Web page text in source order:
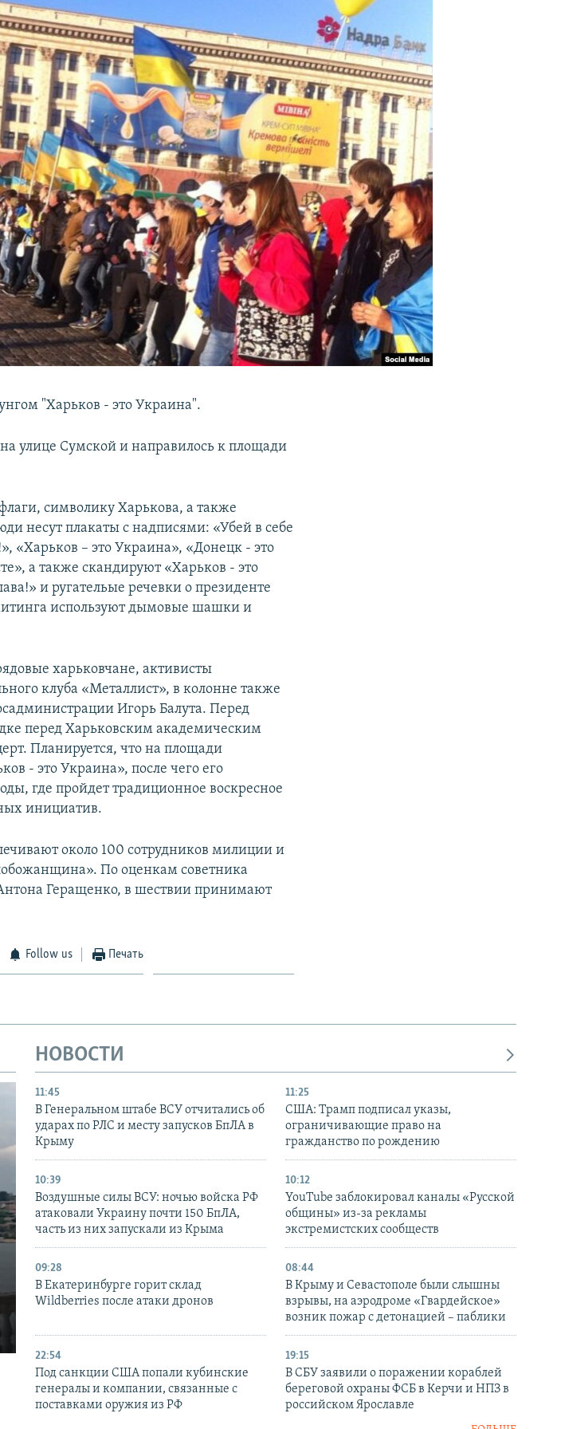
"Харьков - это Украина".
улице Сумской и направилось к площади
символику Харькова, а также
несут плакаты с надписями: «Убей в себе
«Харьков – это Украина», «Донецк - это
а также скандируют «Харьков - это
и ругательые речевки о президенте
используют дымовые шашки и
харьковчане, активисты
клуба «Металлист», в колонне также
Игорь Балута. Перед
перед Харьковским академическим
Планируется, что на площади
- это Украина», после чего его
где пройдет традиционное воскресное
инициатив.
около 100 сотрудников милиции и
По оценкам советника
Геращенко, в шествии принимают
Follow us Печать
НОВОСТИ
11:45
В Генеральном штабе ВСУ отчитались об
ударах по РЛС и месту запусков БпЛА в
Крыму
11:25
США: Трамп подписал указы,
ограничивающие право на
гражданство по рождению
10:39
Воздушные силы ВСУ: ночью войска РФ
атаковали Украину почти 150 БпЛА,
часть из них запускали из Крыма
10:12
YouTube заблокировал каналы «Русской
общины» из-за рекламы
экстремистских сообществ
09:28
В Екатеринбурге горит склад
Wildberries после атаки дронов
08:44
В Крыму и Севастополе были слышны
взрывы, на аэродроме «Гвардейское»
возник пожар с детонацией – паблики
22:54
Под санкции США попали кубинские
генералы и компании, связанные с
поставками оружия из РФ
19:15
В СБУ заявили о поражении кораблей
береговой охраны ФСБ в Керчи и НПЗ в
российском Ярославле